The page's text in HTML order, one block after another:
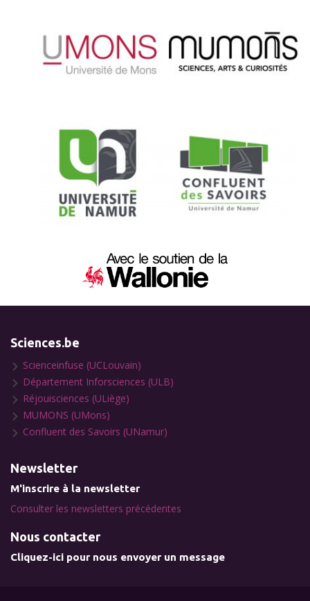
Sciences.be
Scienceinfuse (UCLouvain)
Département Inforsciences (ULB)
Réjouisciences (ULiège)
MUMONS (UMons)
Confluent des Savoirs (UNamur)
Newsletter
M'inscrire à la newsletter
Consulter les newsletters précédentes
Nous contacter
Cliquez-ici pour nous envoyer un message